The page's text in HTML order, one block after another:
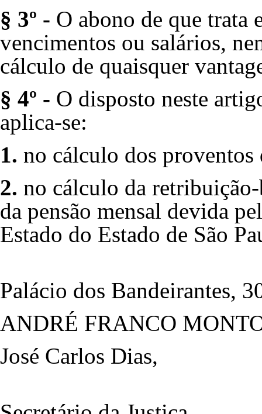
§ 3º - O abono de que trata
vencimentos ou salários,
cálculo de quaisquer
§ 4º - O disposto neste
aplica-se:
1. no cálculo dos
2. no cálculo da
da pensão mensal devida
Estado do Estado de São
Palácio dos Bandeirantes,
ANDRÉ FRANCO
José Carlos Dias,